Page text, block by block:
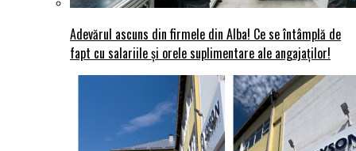
Adevărul ascuns din firmele din Alba! Ce se întâmplă de
fapt cu salariile și orele suplimentare ale angajaților!